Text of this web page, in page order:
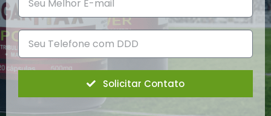
Solicitar Contato